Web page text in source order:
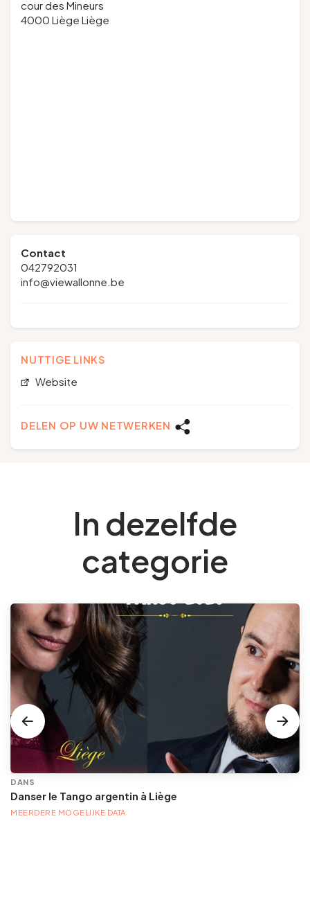
cour des Mineurs
4000 Liège Liège
Contact
042792031
info@viewallonne.be
NUTTIGE LINKS
Website
DELEN OP UW NETWERKEN
In dezelfde
categorie
DANS
Danser le Tango argentin à Liège
MEERDERE MOGELIJKE DATA